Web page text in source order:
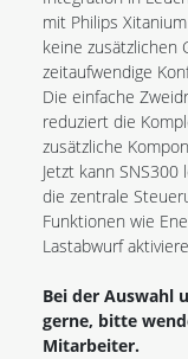
mit Philips
keine zusätzlichen
zeitaufwendige
Die einfache
reduziert die
zusätzliche
Jetzt kann
die zentrale
Funktionen wie
Lastabwurf
Bei der Auswahl
gerne, bitte
Mitarbeiter.